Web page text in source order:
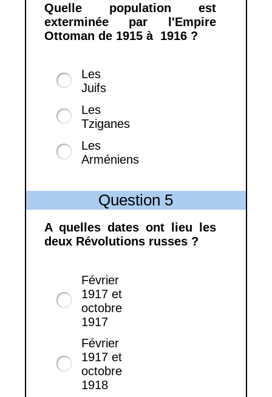
Quelle population est
exterminée par l'Empire
Ottoman de 1915 à 1916 ?
Les
Juifs
Les
Tziganes
Les
Arméniens
Question 5
A quelles dates ont lieu les
deux Révolutions russes ?
Février
1917 et
octobre
1917
Février
1917 et
octobre
1918